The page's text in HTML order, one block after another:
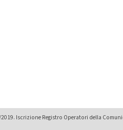
Iscrizione Registro Operatori della